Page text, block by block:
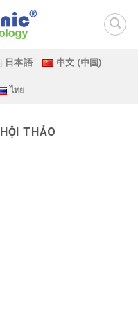
日本語 中文 (中国)
ไทย
HỘI THẢO